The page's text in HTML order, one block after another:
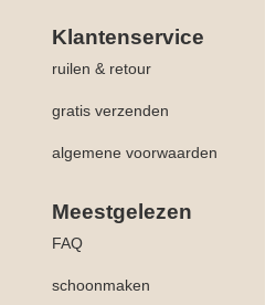
Klantenservice
ruilen & retour
gratis verzenden
algemene voorwaarden
Meestgelezen
FAQ
schoonmaken